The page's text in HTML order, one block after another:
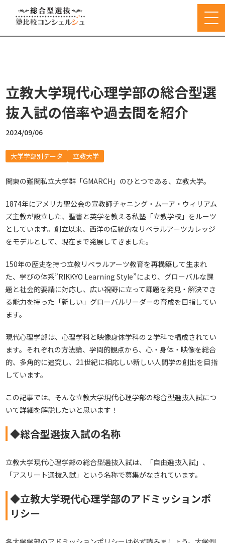
立教大学現代心理学部の総合型選
抜入試の倍率や過去問を紹介
2024/09/06
大学学部別データ 立教大学
関東の難関私立大学群「GMARCH」のひとつである、立教大学。
1874年にアメリカ聖公会の宣教師チャニング・ムーア・ウィリアム
ズ主教が設立した、聖書と英学を教える私塾「立教学校」をルーツ
としています。創立以来、西洋の伝統的なリベラルアーツカレッジ
をモデルとして、現在まで発展してきました。
150年の歴史を持つ立教リベラルアーツ教育を再構築して生まれ
た、学びの体系”RIKKYO Learning Style”により、グローバルな課
題と社会的要請に対応し、広い視野に立って課題を発見・解決でき
る能力を持った「新しい」グローバルリーダーの育成を目指してい
ます。
現代心理学部は、心理学科と映像身体学科の２学科で構成されてい
ます。それぞれの方法論、学問的観点から、心・身体・映像を総合
的、多角的に追究し、21世紀に相応しい新しい人間学の創出を目指
しています。
この記事では、そんな立教大学現代心理学部の総合型選抜入試につ
いて詳細を解説したいと思います！
◆総合型選抜入試の名称
立教大学現代心理学部の総合型選抜入試は、「自由選抜入試」、
「アスリート選抜入試」という名称で募集がなされています。
◆立教大学現代心理学部のアドミッションポ
リシー